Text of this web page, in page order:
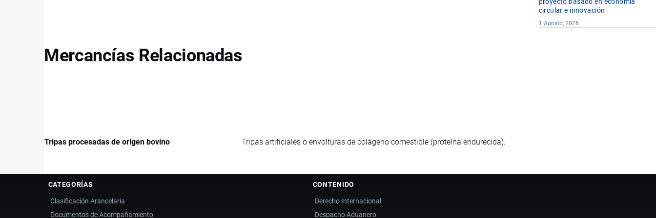
proyecto basado en economía
circular e innovación
1 Agosto, 2026
Mercancías Relacionadas
Tripas procesadas de origen bovino Tripas artificiales o envolturas de colágeno comestible (proteína endurecida).
CATEGORÍAS
Clasificación Arancelaria
Documentos de Acompañamiento
CONTENIDO
Derecho Internacional
Despacho Aduanero